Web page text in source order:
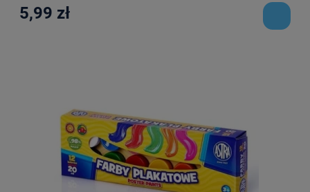
5,99 zł